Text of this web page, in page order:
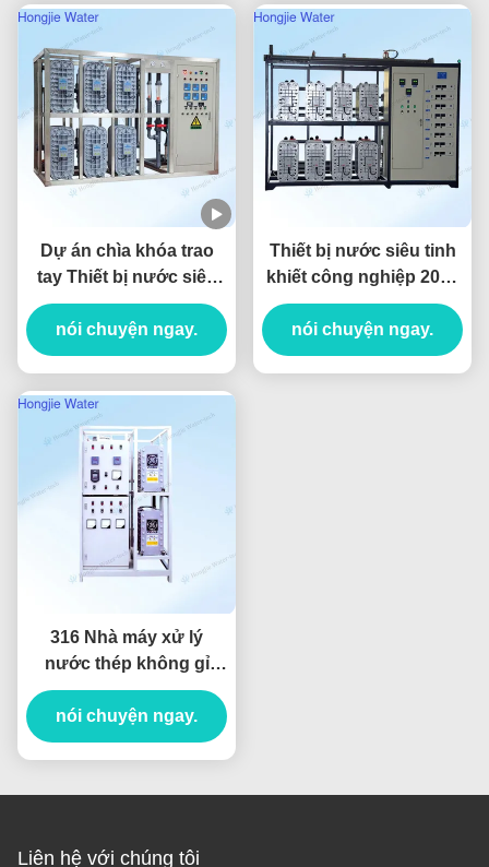
Dự án chìa khóa trao
tay Thiết bị nước siêu
tinh khiết 80T/H để làm
sạch tấm nền màn hình
nói chuyện ngay.
Thiết bị nước siêu tinh
khiết công nghiệp 20T /
H
nói chuyện ngay.
316 Nhà máy xử lý
nước thép không gỉ
30t/h Hệ thống nước
siêu tinh khiết công
nghiệp
nói chuyện ngay.
Liên hệ với chúng tôi